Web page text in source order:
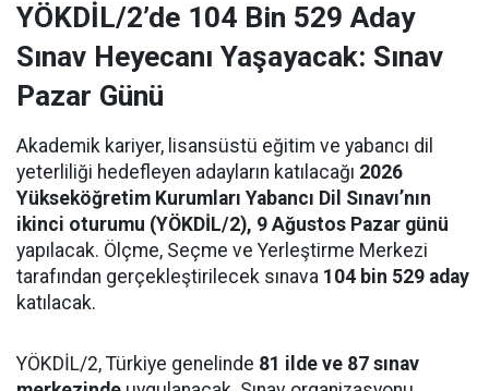
YÖKDİL/2’de 104 Bin 529 Aday
Sınav Heyecanı Yaşayacak: Sınav
Pazar Günü
Akademik kariyer, lisansüstü eğitim ve yabancı dil
yeterliliği hedefleyen adayların katılacağı 2026
Yükseköğretim Kurumları Yabancı Dil Sınavı’nın
ikinci oturumu (YÖKDİL/2), 9 Ağustos Pazar günü
yapılacak. Ölçme, Seçme ve Yerleştirme Merkezi
tarafından gerçekleştirilecek sınava 104 bin 529 aday
katılacak.
YÖKDİL/2, Türkiye genelinde 81 ilde ve 87 sınav